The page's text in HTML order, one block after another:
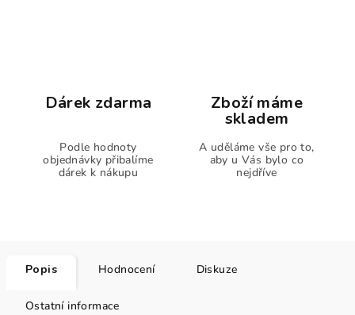
Dárek zdarma
Podle hodnoty
objednávky přibalíme
dárek k nákupu
Zboží máme
skladem
A uděláme vše pro to,
aby u Vás bylo co
nejdříve
Popis Hodnocení Diskuze
Ostatní informace